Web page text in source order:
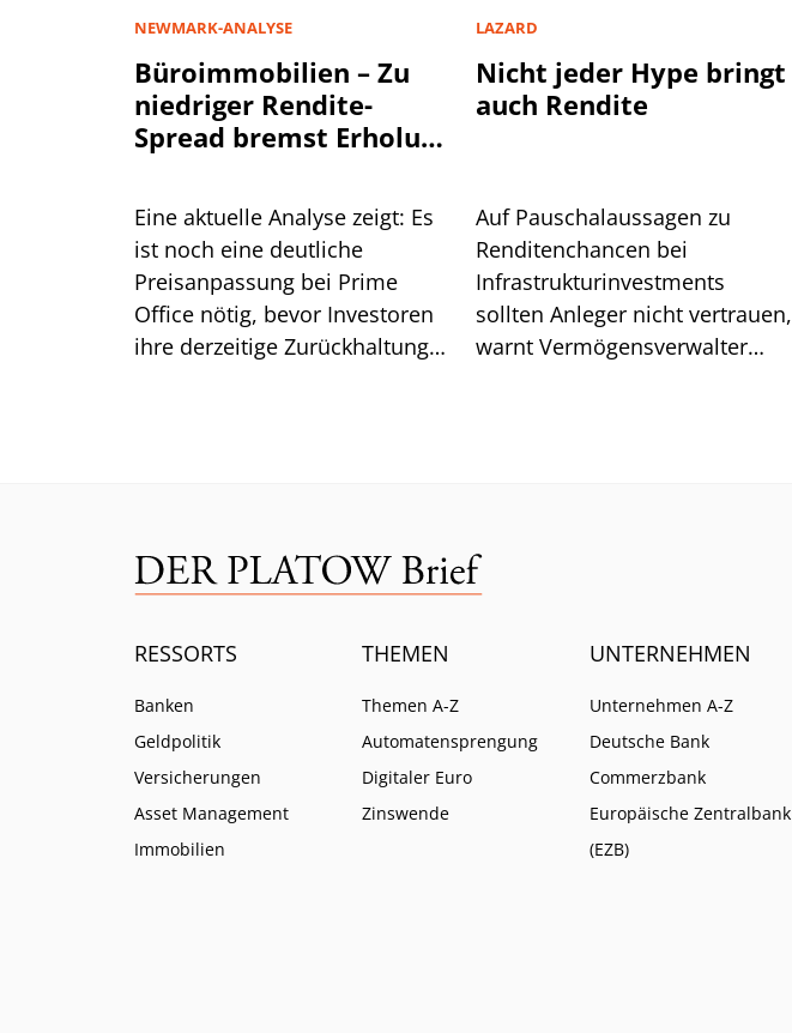
NEWMARK-ANALYSE
Büroimmobilien – Zu
niedriger Rendite-
Spread bremst Erholung
Eine aktuelle Analyse zeigt: Es
ist noch eine deutliche
Preisanpassung bei Prime
Office nötig, bevor Investoren
ihre derzeitige Zurückhaltung
LAZARD
Nicht jeder Hype bringt
auch Rendite
Auf Pauschalaussagen zu
Renditenchancen bei
Infrastrukturinvestments
sollten Anleger nicht vertrauen,
warnt Vermögensverwalter
RESSORTS
Banken
Geldpolitik
Versicherungen
Asset Management
Immobilien
THEMEN
Themen A-Z
Automatensprengung
Digitaler Euro
Zinswende
UNTERNEHMEN
Unternehmen A-Z
Deutsche Bank
Commerzbank
Europäische Zentralbank
(EZB)